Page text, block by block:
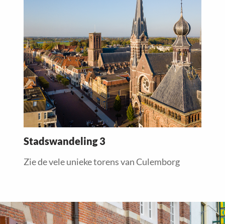
Stadswandeling 3
Zie de vele unieke torens van Culemborg